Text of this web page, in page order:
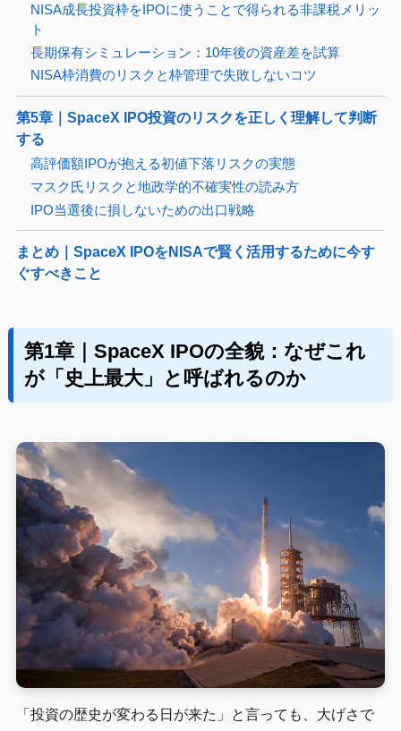
NISA成長投資枠をIPOに使うことで得られる非課税メリッ
ト
長期保有シミュレーション：10年後の資産差を試算
NISA枠消費のリスクと枠管理で失敗しないコツ
第5章｜SpaceX IPO投資のリスクを正しく理解して判断
する
高評価額IPOが抱える初値下落リスクの実態
マスク氏リスクと地政学的不確実性の読み方
IPO当選後に損しないための出口戦略
まとめ｜SpaceX IPOをNISAで賢く活用するために今す
ぐすべきこと
第1章｜SpaceX IPOの全貌：なぜこれ
が「史上最大」と呼ばれるのか
「投資の歴史が変わる日が来た」と言っても、大げさで